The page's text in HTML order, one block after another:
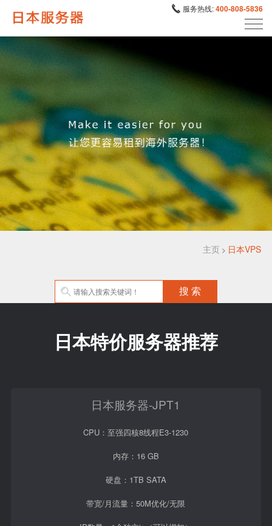
服务热线:400-808-5836
主页 > 日本VPS
日本特价服务器推荐
日本服务器-JPT1
CPU：至强四核8线程E3-1230
内存：16 GB
硬盘：1TB SATA
带宽/月流量：50M优化/无限